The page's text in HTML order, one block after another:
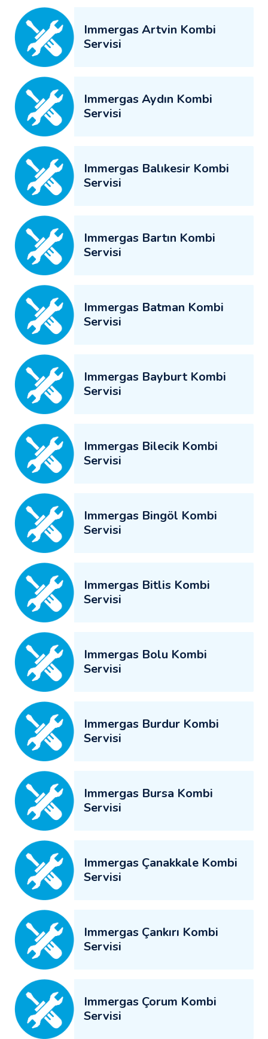
Immergas Artvin Kombi
Servisi
Immergas Aydın Kombi
Servisi
Immergas Balıkesir Kombi
Servisi
Immergas Bartın Kombi
Servisi
Immergas Batman Kombi
Servisi
Immergas Bayburt Kombi
Servisi
Immergas Bilecik Kombi
Servisi
Immergas Bingöl Kombi
Servisi
Immergas Bitlis Kombi
Servisi
Immergas Bolu Kombi
Servisi
Immergas Burdur Kombi
Servisi
Immergas Bursa Kombi
Servisi
Immergas Çanakkale Kombi
Servisi
Immergas Çankırı Kombi
Servisi
Immergas Çorum Kombi
Servisi